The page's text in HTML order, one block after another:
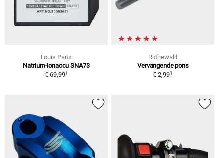
Louis Parts
Natrium-ionaccu SNA7S
€ 69,991
Rothewald
Vervangende pons
€ 2,991